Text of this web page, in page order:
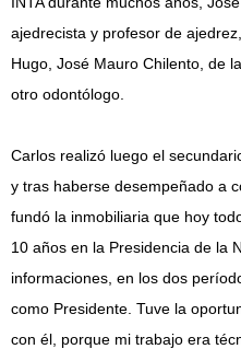
ajedrecista y profesor de
Hugo, José Mauro Chilento, de
otro odontólogo.
Carlos realizó luego el
y tras haberse desempeñado a
fundó la inmobiliaria que hoy
10 años en la Presidencia de la
informaciones, en los dos
como Presidente. Tuve la
con él, porque mi trabajo era